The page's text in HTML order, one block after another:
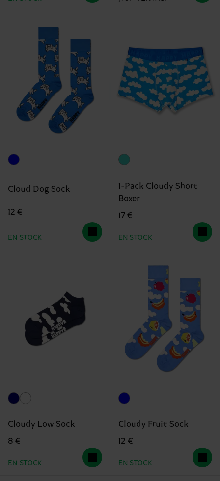
Cloud Dog Sock
12 €
EN STOCK
1-Pack Cloudy Short
Boxer
17 €
EN STOCK
Cloudy Low Sock
8 €
EN STOCK
Cloudy Fruit Sock
12 €
EN STOCK